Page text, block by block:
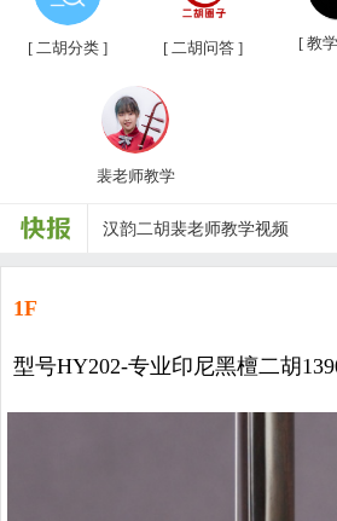
[ 二胡分类 ] [ 二胡问答 ] [ 教
裴老师教学
第三届“汉韵杯”中老年业余二
汉韵二胡教学视频教材、新琴
汉韵二胡高老师教学视频
汉韵二胡裴老师教学视频
汉韵二胡歌曲教学视频
二胡名曲免费下载
1F
型号HY202-专业印尼黑檀二胡